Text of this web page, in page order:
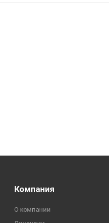
Компания
О компании